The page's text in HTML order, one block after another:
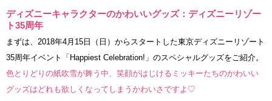
ディズニーキャラクターのかわいいグッズ：ディズニーリゾー
ト35周年
まずは、2018年4月15日（日）からスタートした東京ディズニーリゾート
35周年イベント「Happiest Celebration!」のスペシャルグッズをご紹介。
色とりどりの紙吹雪が舞う中、笑顔がはじけるミッキーたちのかわいい
グッズはどれも欲しくなってしまうかわいさですよ♡